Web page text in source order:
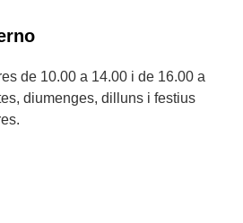
de 10.00 a 14.00 i de 16.00 a
diumenges, dilluns i festius